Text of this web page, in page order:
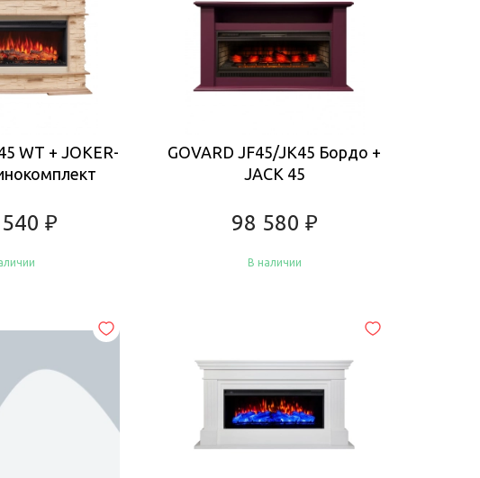
WT + JOKER-
₽
GOVARD JF45/JK45 Бордо +
JACK 45
98 580 ₽
В наличии